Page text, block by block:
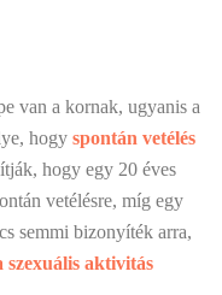
van a kornak, ugyanis a
hogy spontán vetélés
hogy egy 20 éves
vetélésre, míg egy
semmi bizonyíték arra,
szexuális aktivitás